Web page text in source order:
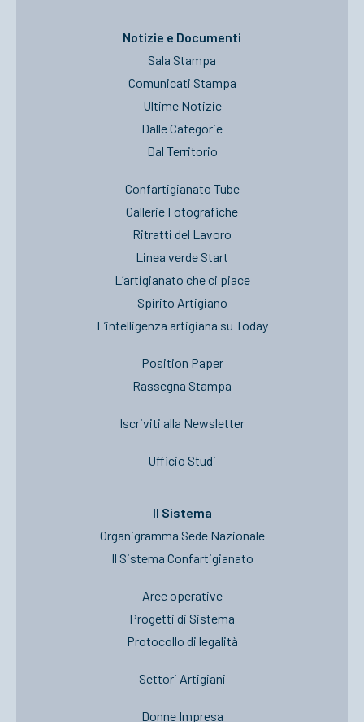
Notizie e Documenti
Sala Stampa
Comunicati Stampa
Ultime Notizie
Dalle Categorie
Dal Territorio
Confartigianato Tube
Gallerie Fotografiche
Ritratti del Lavoro
Linea verde Start
L’artigianato che ci piace
Spirito Artigiano
L’intelligenza artigiana su Today
Position Paper
Rassegna Stampa
Iscriviti alla Newsletter
Ufficio Studi
Il Sistema
Organigramma Sede Nazionale
Il Sistema Confartigianato
Aree operative
Progetti di Sistema
Protocollo di legalità
Settori Artigiani
Donne Impresa